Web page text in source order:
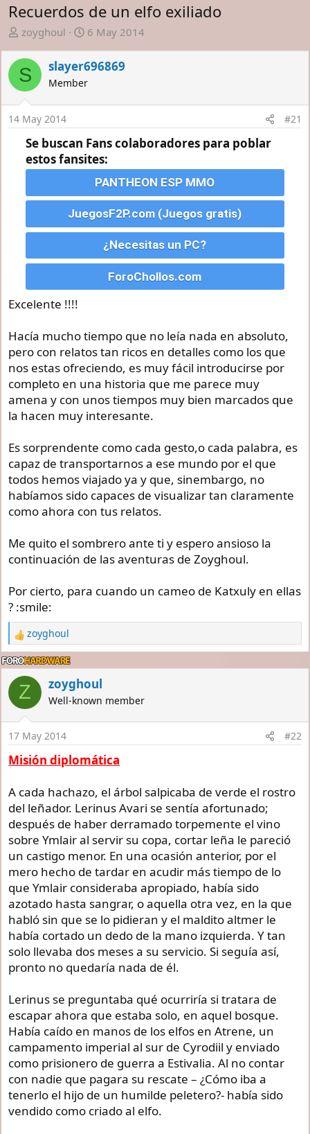
Recuerdos de un elfo exiliado
A
t
o
r
zoyghoul
F
c
h
d
n
i
6 May 2014
S slayer696869
Member
14 May 2014 #21
Se buscan Fans colaboradores para poblar
estos fansites:
PANTHEON ESP MMO
JuegosF2P.com (Juegos gratis)
¿Necesitas un PC?
ForoChollos.com
Excelente !!!!
Hacía mucho tiempo que no leía nada en absoluto,
pero con relatos tan ricos en detalles como los que
nos estas ofreciendo, es muy fácil introducirse por
completo en una historia que me parece muy
amena y con unos tiempos muy bien marcados que
la hacen muy interesante.
Es sorprendente como cada gesto,o cada palabra, es
capaz de transportarnos a ese mundo por el que
todos hemos viajado ya y que, sinembargo, no
habíamos sido capaces de visualizar tan claramente
como ahora con tus relatos.
Me quito el sombrero ante ti y espero ansioso la
continuación de las aventuras de Zoyghoul.
Por cierto, para cuando un cameo de Katxuly en ellas
? :smile:
R
e
a
c
i
n
s
:
zoyghoul
Z zoyghoul
Well-known member
17 May 2014 #22
Misión diplomática
A cada hachazo, el árbol salpicaba de verde el rostro
del leñador. Lerinus Avari se sentía afortunado;
después de haber derramado torpemente el vino
sobre Ymlair al servir su copa, cortar leña le pareció
un castigo menor. En una ocasión anterior, por el
mero hecho de tardar en acudir más tiempo de lo
que Ymlair consideraba apropiado, había sido
azotado hasta sangrar, o aquella otra vez, en la que
habló sin que se lo pidieran y el maldito altmer le
había cortado un dedo de la mano izquierda. Y tan
solo llevaba dos meses a su servicio. Si seguía así,
pronto no quedaría nada de él.
Lerinus se preguntaba qué ocurriría si tratara de
escapar ahora que estaba solo, en aquel bosque.
Había caído en manos de los elfos en Atrene, un
campamento imperial al sur de Cyrodiil y enviado
como prisionero de guerra a Estivalia. Al no contar
con nadie que pagara su rescate – ¿Cómo iba a
tenerlo el hijo de un humilde peletero?- había sido
vendido como criado al elfo.